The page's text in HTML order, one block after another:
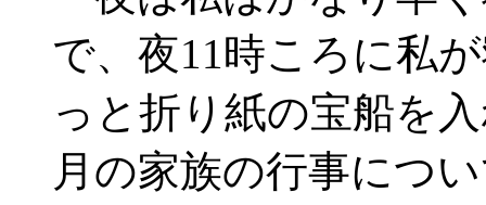
で、夜11時ころに私
っと折り紙の宝船を
月の家族の行事につ